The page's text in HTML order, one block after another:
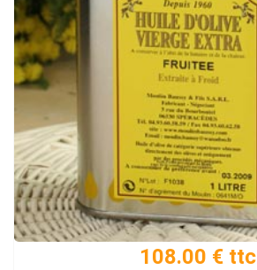
108.00 € ttc